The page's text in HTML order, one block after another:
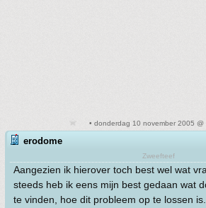
• donderdag 10 november 2005 @
erodome
Zweefteef
Aangezien ik hierover toch best wel wat
steeds heb ik eens mijn best gedaan wat
te vinden, hoe dit probleem op te lossen is.